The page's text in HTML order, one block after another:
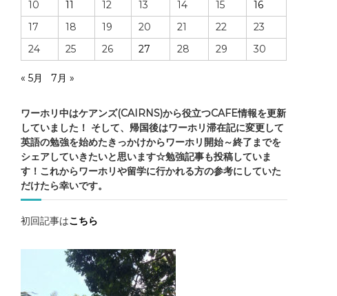
・
ア
ズ
A
F
E
情
報
・
ケ
ア
・
10 11 12 13 14 15
16
17
18 19 20 21 22
23
24
25 26 27 28 29 30
« 5月 7月 »
ワーホリ中はケアンズ(CAIRNS)から役立つCAFE情報を更新
していました！ そして、帰国後はワーホリ滞在記に変更して
英語の勉強を始めたきっかけからワーホリ開始～終了までを
シェアしていきたいと思います☆勉強記事も投稿していま
す！これからワーホリや留学に行かれる方の参考にしていた
だけたら幸いです。
初回記事はこちら